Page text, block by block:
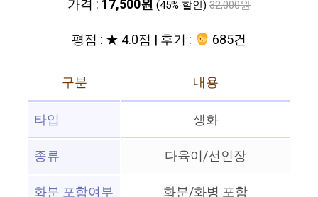
가격 : 17,500원 (45% 할인) 32,000원
평점 : ★ 4.0점 | 후기 : 685건
구분
내용
타입
생화
종류
다육이/선인장
화분 포함여부
화분/화병 포함